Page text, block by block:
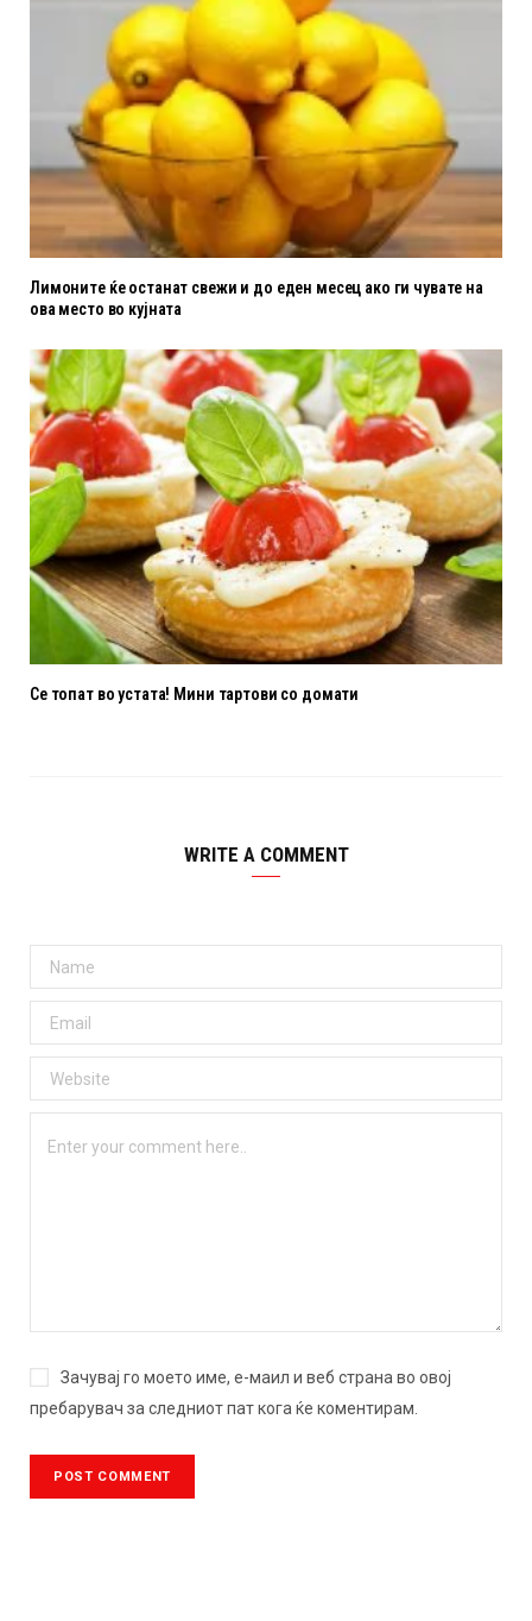
Лимоните ќе останат свежи и до еден месец ако ги чувате на
ова место во кујната
Се топат во устата! Мини тартови со домати
WRITE A COMMENT
Зачувај го моето име, е-маил и веб страна во овој
пребарувач за следниот пат кога ќе коментирам.